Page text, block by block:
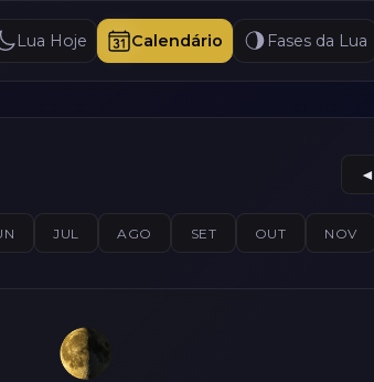
Lua Hoje Calendário Fases da Lua
◄
JUL AGO SET OUT NOV